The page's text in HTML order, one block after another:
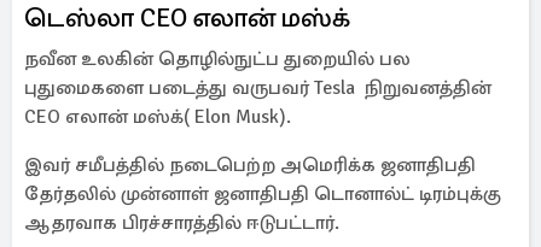
டெஸ்லா CEO எலான் மஸ்க்
நவீன உலகின் தொழில்நுட்ப துறையில் பல
புதுமைகளை படைத்து வருபவர் Tesla நிறுவனத்தின்
CEO எலான் மஸ்க்( Elon Musk).
இவர் சமீபத்தில் நடைபெற்ற அமெரிக்க ஜனாதிபதி
தேர்தலில் முன்னாள் ஜனாதிபதி டொனால்ட் டிரம்புக்கு
ஆதரவாக பிரச்சாரத்தில் ஈடுபட்டார்.